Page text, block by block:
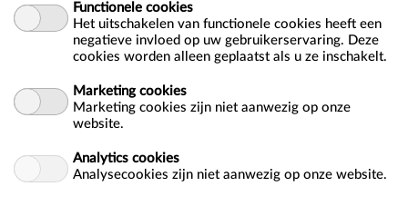
5644 RX EINDHOVEN
NL
van onze 50-meterbaden: het Wedstrijdbad, Sportbad of
Trainingsbad. Bij iedere tijd waarop je kunt beginnen met
zwemmen staat aangegeven in welk bad het zwemmen
plaatsvindt. Je kunt t...
Functionele cookies
Het uitschakelen van functionele cookies heeft een
negatieve invloed op uw gebruikerservaring. Deze
cookies worden alleen geplaatst als u ze inschakelt.
Marketing cookies
Marketing cookies zijn niet aanwezig op onze
website.
Analytics cookies
Analysecookies zijn niet aanwezig op onze website.